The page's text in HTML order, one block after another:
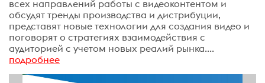
всех направлений работы с видеоконтентом и
обсудят тренды производства и дистрибуции,
представят новые технологии для создания видео и
поговорят о стратегиях взаимодействия с
аудиторией с учетом новых реалий рынка....
подробнее